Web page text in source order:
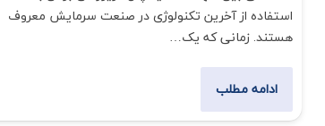
استفاده از آخرین تکنولوژی در صنعت سرمایش معروف
هستند. زمانی که یک…
ادامه مطلب